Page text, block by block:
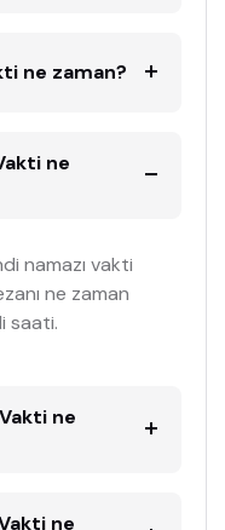
ne zaman?
ne
namazı vakti
ne zaman
saati.
ne
ne